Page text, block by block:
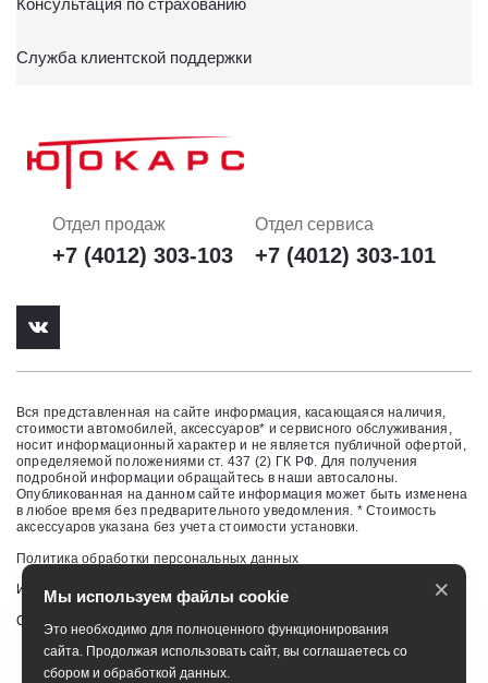
Консультация по страхованию
Служба клиентской поддержки
Отдел продаж
+7 (4012) 303-103
Отдел сервиса
+7 (4012) 303-101
Вся представленная на сайте информация, касающаяся наличия,
стоимости автомобилей, аксессуаров* и сервисного обслуживания,
носит информационный характер и не является публичной офертой,
определяемой положениями ст. 437 (2) ГК РФ. Для получения
подробной информации обращайтесь в наши автосалоны.
Опубликованная на данном сайте информация может быть изменена
в любое время без предварительного уведомления. * Стоимость
аксессуаров указана без учета стоимости установки.
Политика обработки персональных данных
Изменить настройку cookies
Сбросить cookie
Мы используем файлы cookie
Это необходимо для полноценного функционирования
сайта. Продолжая использовать сайт, вы соглашаетесь со
сбором и обработкой данных.
×